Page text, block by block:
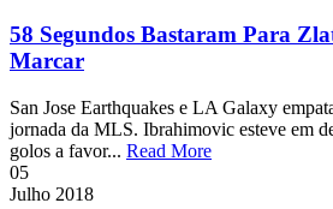
58 Segundos Bastaram Para
Marcar
San Jose Earthquakes e LA Galaxy
jornada da MLS. Ibrahimovic esteve em
golos a favor... Read More
05
Julho 2018